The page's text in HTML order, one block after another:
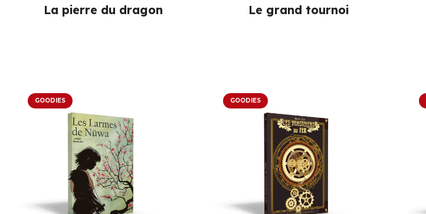
La pierre du dragon Le grand tournoi
GOODIES GOODIES